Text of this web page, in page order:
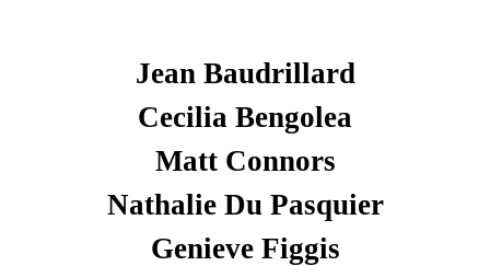
Jean Baudrillard
Cecilia Bengolea
Matt Connors
Nathalie Du Pasquier
Genieve Figgis